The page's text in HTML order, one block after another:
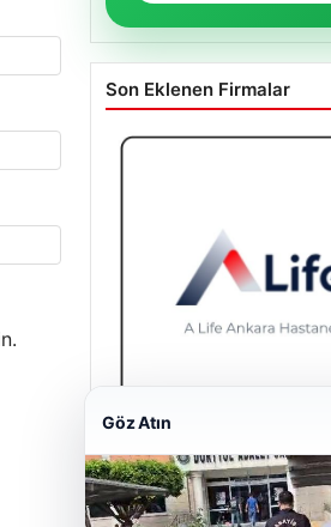
Son Eklenen Firmalar
A Life Ankara Hastanesi
27/03/2026
Göz Atın